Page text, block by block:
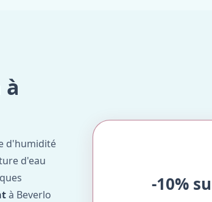
à
d'humidité
d'eau
à Beverlo
-10%